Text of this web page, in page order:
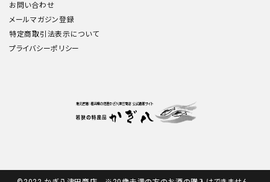
お問い合わせ
メールマガジン登録
特定商取引法表示について
プライバシーポリシー